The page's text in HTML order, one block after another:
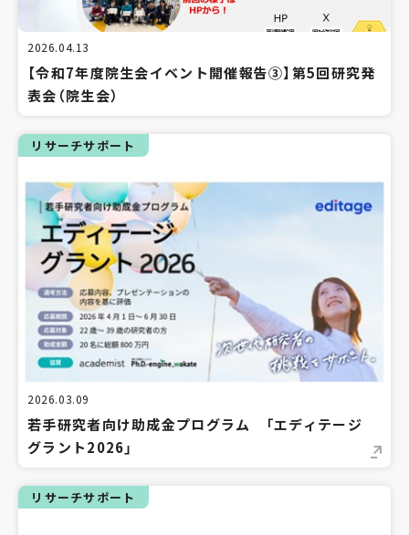
2026.04.13
【令和7年度院生会イベント開催報告③】第5回研究発
表会（院生会）
リサーチサポート
2026.03.09
若手研究者向け助成金プログラム 「エディテージ
グラント2026」
リサーチサポート